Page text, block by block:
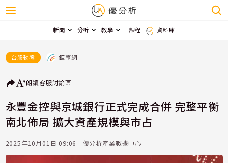
新聞 分析 教學 課程 資料庫
台股動態 鉅亨網
朗讀客服討論區
永豐金控與京城銀行正式完成合併 完整平衡
南北佈局 擴大資產規模與市占
2025年10月01日 09:06 - 優分析產業數據中心